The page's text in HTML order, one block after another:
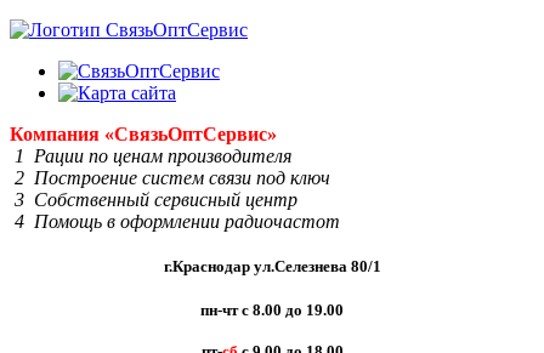
Компания «СвязьОптСервис»
1 Рации по ценам производителя
2 Построение систем связи под ключ
3 Собственный сервисный центр
4 Помощь в оформлении радиочастот
г.Краснодар ул.Селезнева 80/1
пн-чт с 8.00 до 19.00